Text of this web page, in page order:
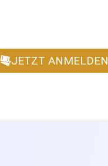
JETZT ANMELDEN